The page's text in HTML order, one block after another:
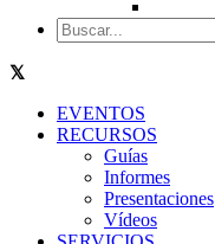
EVENTOS
RECURSOS
Guías
Informes
Presentaciones
Vídeos